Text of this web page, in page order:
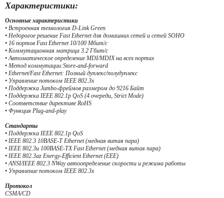
Характеристики:
Основные характеристики
• Встроенная технология D-Link Green
• Недорогое решение Fast Ethernet для домашних сетей и сетей SOHO
• 16 портов Fast Ethernet 10/100 Мбит/с
• Коммутационная матрица 3.2 Гбит/с
• Автоматическое определение MDI/MDIX на всех портах
• Метод коммутации:Store-and-forward
• Ethernet/Fast Ethernet: Полный дуплекс/полудуплекс
• Управление потоком IEEE 802.3x
• Поддержка Jumbo-фреймов размером до 9216 Байт
• Поддержка IEEE 802.1p QoS (4 очереди, Strict Mode)
• Соответствие директиве RoHS
• Функция Plug-and-play
Стандарты
• Поддержка IEEE 802.1p QoS
• IEEE 802.3 10BASE-T Ethernet (медная витая пара)
• IEEE 802.3u 100BASE-TX Fast Ethernet (медная витая пара)
• IEEE 802.3az Energy-Efficient Ethernet (EEE)
• ANSI/IEEE 802.3 NWay автоопределение скорости и режима работы
• Управление потоком IEEE 802.3х
Протокол
CSMA/CD